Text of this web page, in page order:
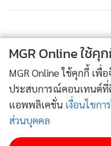
บาท/ดอลลาร์สหรัฐ ณ สิ้น
ทบจากอัตราแลกเปลี่ยนดั
ทางบัญชี และไม่มีผลกระ
การของ GULF แต่อย่างใด
ณ วันที่ 30 กันยายน 2566
476,710 ล้านบาท หนี้สิน
MGR Online ใช้คุ
MGR Online ใช้คุกกี้ เ
ประสบการณ์คอนเทนต์
แอพพลิเคชั่น เงื่อนไขกา
ส่วนบุคคล